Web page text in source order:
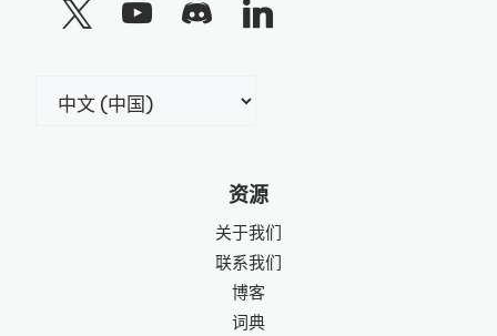
资源
关于我们
联系我们
博客
词典